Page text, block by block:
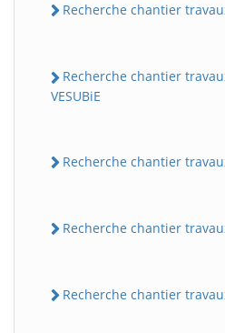
Recherche chantier
Recherche chantier
VESUBiE
Recherche chantier
Recherche chantier
Recherche chantier